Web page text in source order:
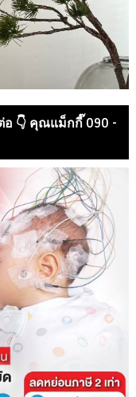
👇 คุณแม็กกี๊ 090 -